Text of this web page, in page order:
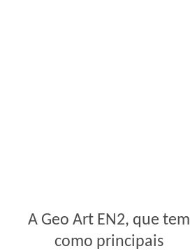
A Geo Art EN2, que tem
como principais